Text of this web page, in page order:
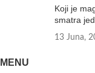
Koji je
smatra
13 Juna,
MENU